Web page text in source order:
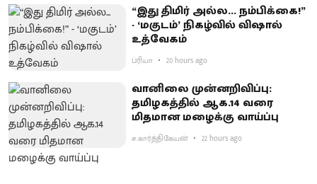
“இது திமிர் அல்ல... நம்பிக்கை!”
- ‘மகுடம்’ நிகழ்வில் விஷால்
உத்வேகம்
ப்ரியா 20 hours ago
வானிலை முன்னறிவிப்பு:
தமிழகத்தில் ஆக.14 வரை
மிதமான மழைக்கு வாய்ப்பு
ச.கார்த்திகேயன் 22 hours ago